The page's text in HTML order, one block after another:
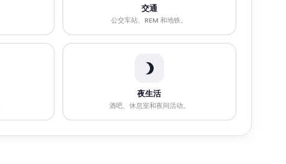
交通
公交车站、REM 和地铁。
夜生活
酒吧、休息室和夜间活动。